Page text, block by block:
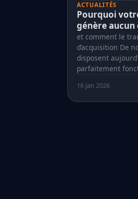
ACTUALITÉS
Pourquoi
génère aucun
et comment le
d’acquisition De
disposent
parfaitement
16 Jan 2026